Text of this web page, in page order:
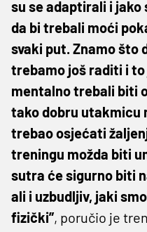
su se adaptirali i jako
da bi trebali moći
svaki put. Znamo što
trebamo još raditi i
mentalno trebali biti
tako dobru utakmicu
trebao osjećati
treningu možda biti
sutra će sigurno biti
ali i uzbudljiv, jaki
fizički”, poručio je